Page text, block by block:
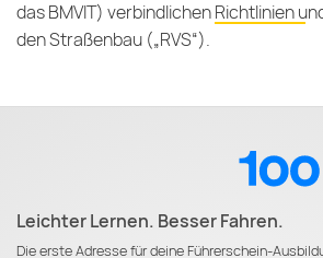
das BMVIT) verbindlichenRichtlinien
den Straßenbau („RVS“).
Leichter Lernen. Besser Fahren.
Die erste Adresse für deine Führerschein-